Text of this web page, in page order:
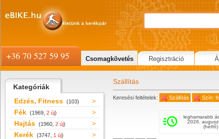
Kategóriák
Edzés, Fitness (103)
Fék (1969, 2 új)
Hajtás (1960, 2 új)
Kerék (3747, 1 új)
Szállítás
Keresési feltételek: Szállítás Szín:
leghamarabb
2026.
(hétfő)
+36 70 527 59 95 Csomagkövetés Regisztráció